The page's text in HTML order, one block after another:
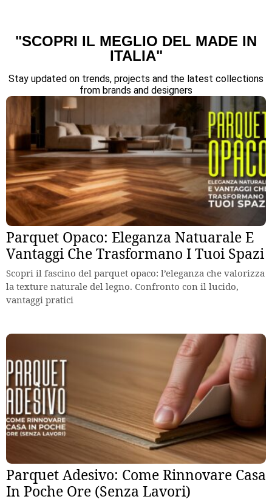
"SCOPRI IL MEGLIO DEL MADE IN
ITALIA"
Stay updated on trends, projects and the latest collections
from brands and designers
Parquet Opaco: Eleganza Natuarale E
Vantaggi Che Trasformano I Tuoi Spazi
Scopri il fascino del parquet opaco: l’eleganza che valorizza
la texture naturale del legno. Confronto con il lucido,
vantaggi pratici
Parquet Adesivo: Come Rinnovare Casa
In Poche Ore (Senza Lavori)